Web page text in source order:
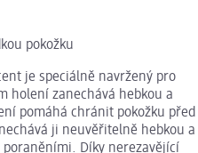
pokožku
je speciálně navržený pro
holení zanechává hebkou a
pomáhá chránit pokožku před
ji neuvěřitelně hebkou a
Díky nerezavějící